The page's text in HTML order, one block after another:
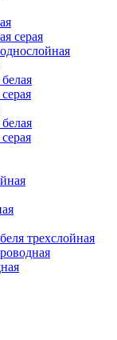
серая
трехслойная